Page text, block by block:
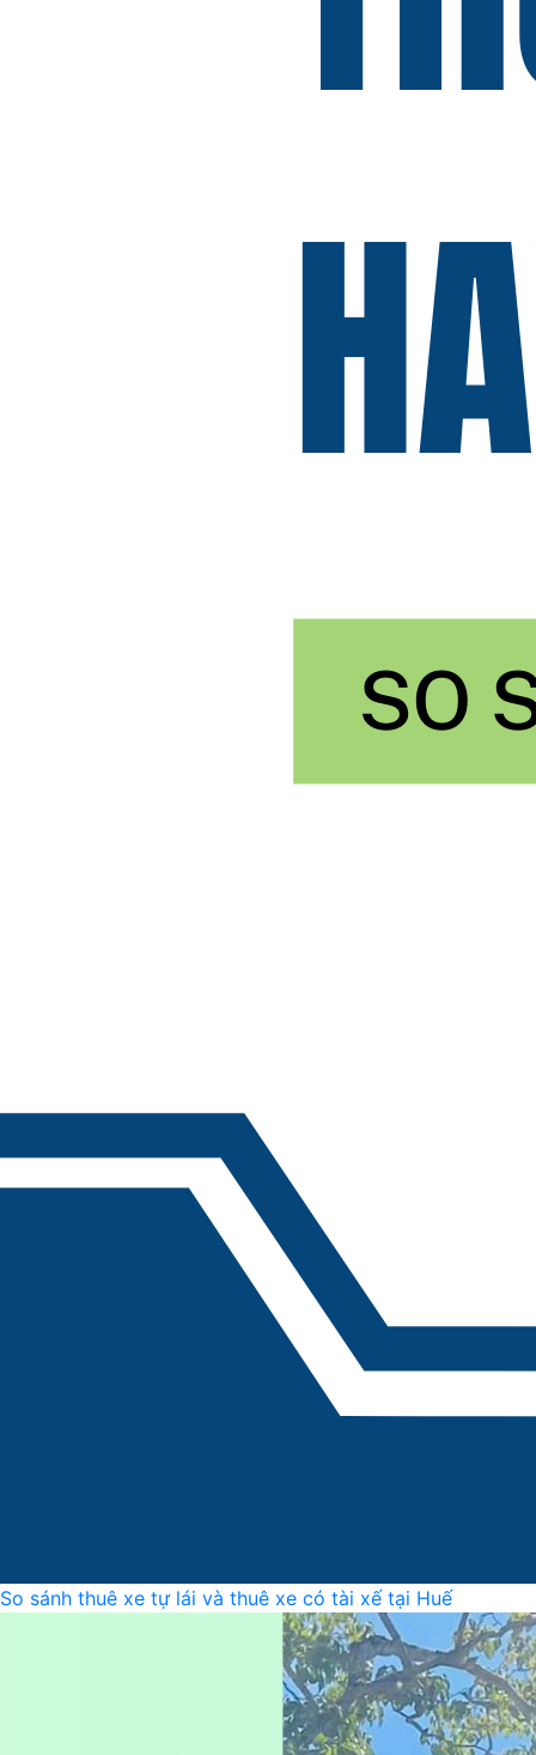
So sánh thuê xe tự lái và thuê xe có tài xế tại Huế